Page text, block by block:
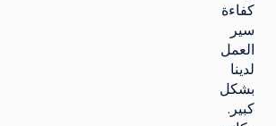
كفاءة
سير
العمل
لدينا
بشكل
كبير.